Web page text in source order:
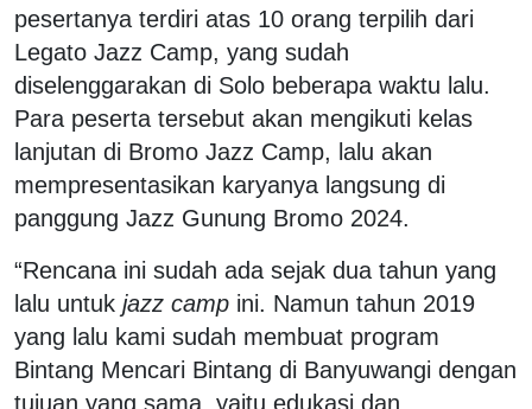
pesertanya terdiri atas 10 orang terpilih dari
Legato Jazz Camp, yang sudah
diselenggarakan di Solo beberapa waktu lalu.
Para peserta tersebut akan mengikuti kelas
lanjutan di Bromo Jazz Camp, lalu akan
mempresentasikan karyanya langsung di
panggung Jazz Gunung Bromo 2024.
“Rencana ini sudah ada sejak dua tahun yang
lalu untuk jazz camp ini. Namun tahun 2019
yang lalu kami sudah membuat program
Bintang Mencari Bintang di Banyuwangi dengan
tujuan yang sama, yaitu edukasi dan